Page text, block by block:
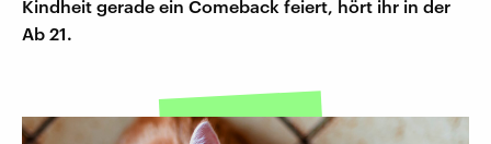
Kindheit gerade ein Comeback feiert, hört ihr in der
Ab 21.